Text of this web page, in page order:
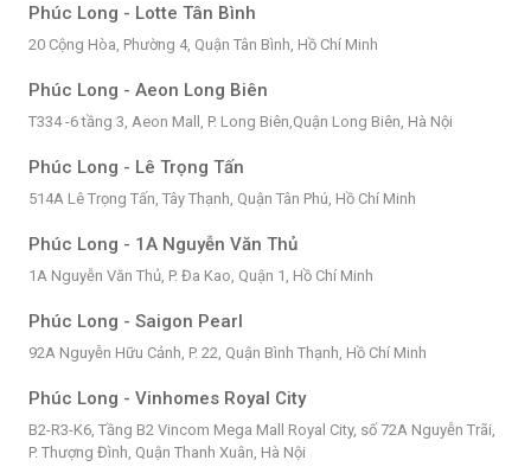
Phúc Long - Lotte Tân Bình
20 Cộng Hòa, Phường 4, Quận Tân Bình, Hồ Chí Minh
Phúc Long - Aeon Long Biên
T334 -6 tầng 3, Aeon Mall, P. Long Biên,Quận Long Biên, Hà Nội
Phúc Long - Lê Trọng Tấn
514A Lê Trọng Tấn, Tây Thạnh, Quận Tân Phú, Hồ Chí Minh
Phúc Long - 1A Nguyễn Văn Thủ
1A Nguyễn Văn Thủ, P. Đa Kao, Quận 1, Hồ Chí Minh
Phúc Long - Saigon Pearl
92A Nguyễn Hữu Cảnh, P. 22, Quận Bình Thạnh, Hồ Chí Minh
Phúc Long - Vinhomes Royal City
B2-R3-K6, Tầng B2 Vincom Mega Mall Royal City, số 72A Nguyễn Trãi,
P. Thượng Đình, Quận Thanh Xuân, Hà Nội